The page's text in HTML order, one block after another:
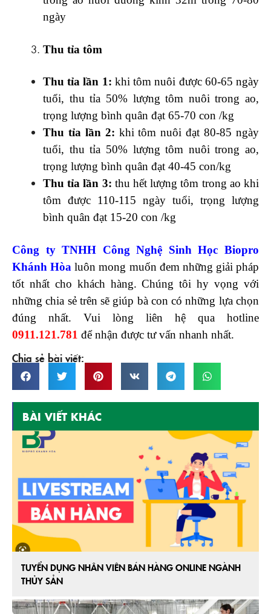
ngày
Thu tỉa tôm
Thu tỉa lần 1: khi tôm nuôi được 60-65 ngày
tuổi, thu tỉa 50% lượng tôm nuôi trong ao,
trọng lượng bình quân đạt 65-70 con /kg
Thu tỉa lần 2: khi tôm nuôi đạt 80-85 ngày
tuổi, thu tỉa 50% lượng tôm nuôi trong ao,
trọng lượng bình quân đạt 40-45 con/kg
Thu tỉa lần 3: thu hết lượng tôm trong ao khi
tôm được 110-115 ngày tuổi, trọng lượng
bình quân đạt 15-20 con /kg
Công ty TNHH Công Nghệ Sinh Học Biopro
Khánh Hòa luôn mong muốn đem những giải pháp
tốt nhất cho khách hàng. Chúng tôi hy vọng với
những chia sẻ trên sẽ giúp bà con có những lựa chọn
đúng nhất. Vui lòng liên hệ qua hotline
0911.121.781 để nhận được tư vấn nhanh nhất.
Chia sẻ bài viết:
BÀI VIẾT KHÁC
TUYỂN DỤNG NHÂN VIÊN BÁN HÀNG ONLINE NGÀNH
THỦY SẢN